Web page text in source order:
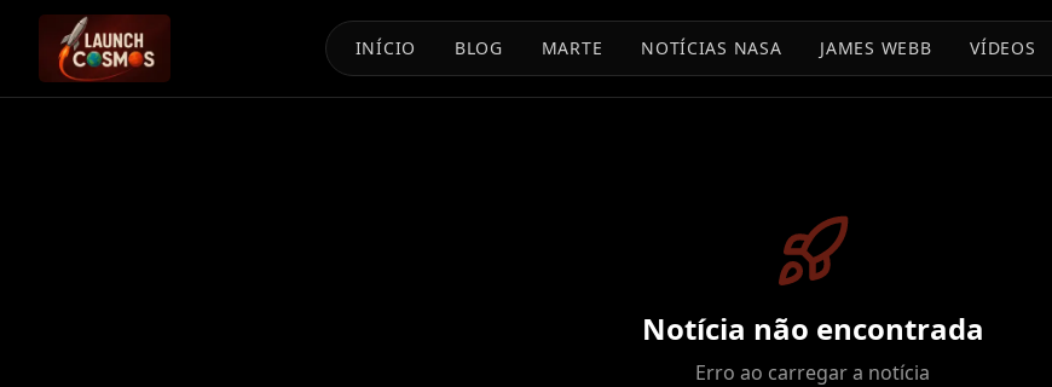
INÍCIO BLOG MARTE NOTÍCIAS NASA JAMES WEBB VÍDEOS
Notícia não encontrada
Erro ao carregar a notícia